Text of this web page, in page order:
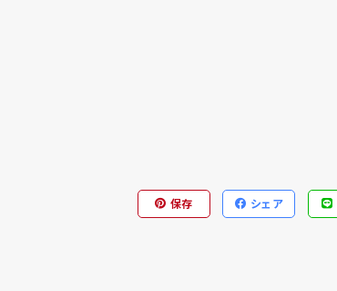
保存 シェア